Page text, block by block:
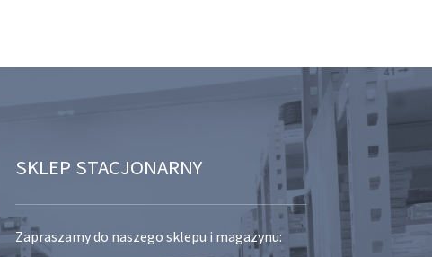
SKLEP STACJONARNY
Zapraszamy do naszego sklepu i magazynu: